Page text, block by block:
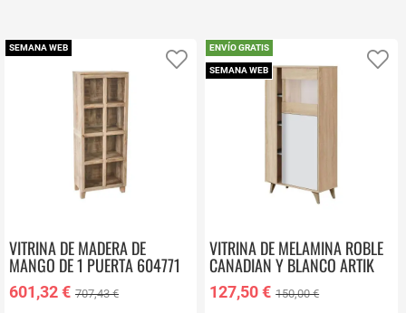
SEMANA WEB
Añadir a favoritos
VITRINA DE MADERA DE
MANGO DE 1 PUERTA 604771
601,32 € 707,43 €
ENVÍO GRATIS
SEMANA WEB
VITRINA DE MELAMINA ROBLE
CANADIAN Y BLANCO ARTIK
CON 3 PUERTAS Y ESTANTES
016617F
127,50 € 150,00 €